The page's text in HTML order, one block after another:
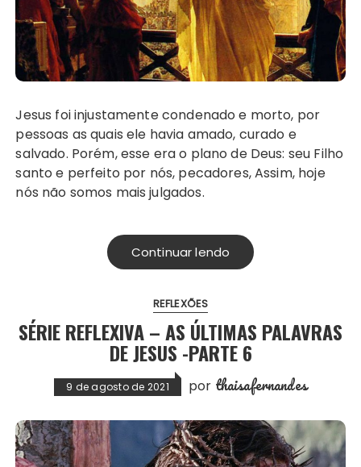
Jesus foi injustamente condenado e morto, por
pessoas as quais ele havia amado, curado e
salvado. Porém, esse era o plano de Deus: seu Filho
santo e perfeito por nós, pecadores, Assim, hoje
nós não somos mais julgados.
Continuar lendo
REFLEXÕES
SÉRIE REFLEXIVA – AS ÚLTIMAS PALAVRAS
DE JESUS -PARTE 6
9 de agosto de 2021 por thaisafernandes